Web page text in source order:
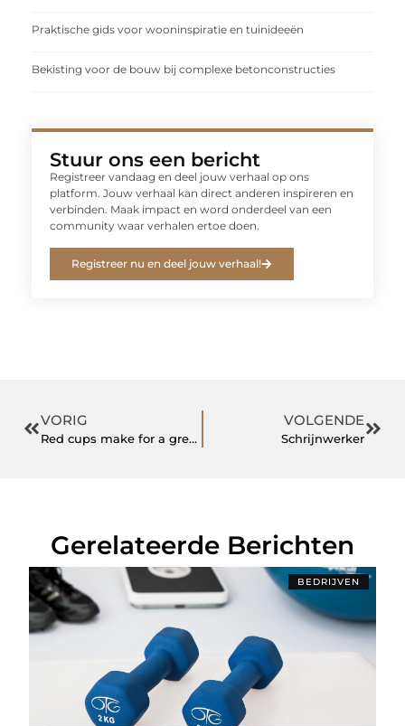
Praktische gids voor wooninspiratie en tuinideeën
Bekisting voor de bouw bij complexe betonconstructies
Stuur ons een bericht
Registreer vandaag en deel jouw verhaal op ons
platform. Jouw verhaal kan direct anderen inspireren en
verbinden. Maak impact en word onderdeel van een
community waar verhalen ertoe doen.
Registreer nu en deel jouw verhaal!
VORIG
Red cups make for a great party
VOLGENDE
Schrijnwerker
Gerelateerde Berichten
BEDRIJVEN